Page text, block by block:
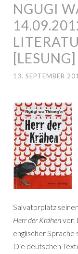
NGUGI
[LESUNG]
13. SEPTEMBER
Salvatorplatz
Herr der Krähenvor.
englischer
Die deutschen